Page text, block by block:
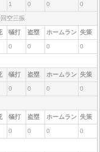
1 0 0 0
回空三振
犠打 盗塁 ホームラン 失策
0 0 0 0
犠打 盗塁 ホームラン 失策
0 0 0 0
犠打 盗塁 ホームラン 失策
0 0 0 0